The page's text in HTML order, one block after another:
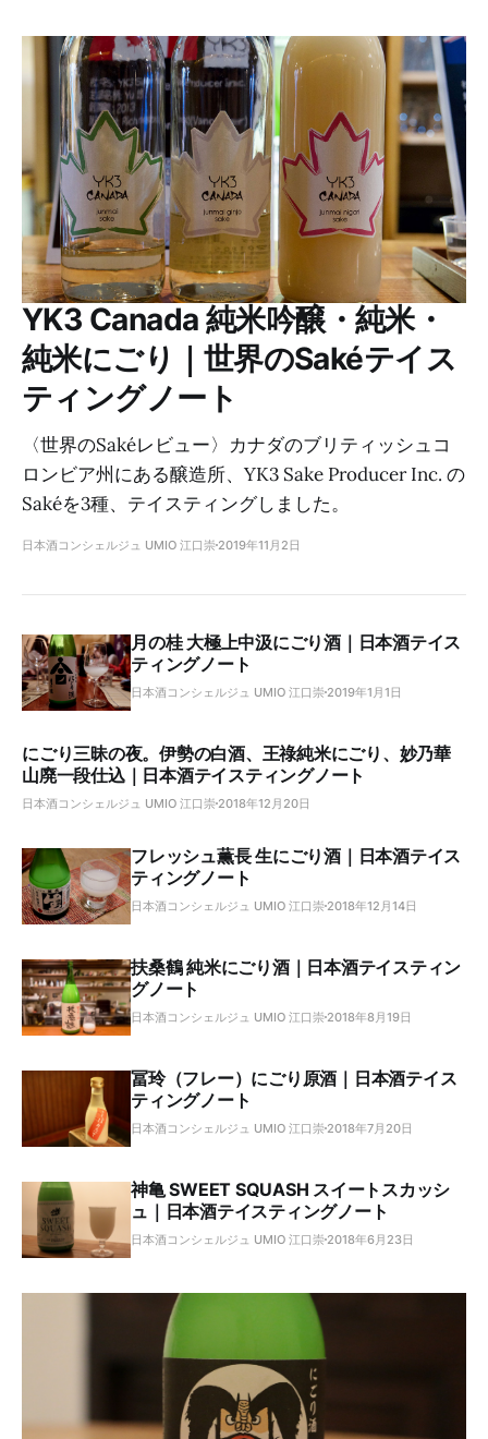
YK3 Canada 純米吟醸・純米・
純米にごり｜世界のSakéテイス
ティングノート
〈世界のSakéレビュー〉カナダのブリティッシュコ
ロンビア州にある醸造所、YK3 Sake Producer Inc. の
Sakéを3種、テイスティングしました。
日本酒コンシェルジュ UMIO 江口崇 2019年11月2日
月の桂 大極上中汲にごり酒｜日本酒テイス
ティングノート
日本酒コンシェルジュ UMIO 江口崇 2019年1月1日
にごり三昧の夜。伊勢の白酒、王祿純米にごり、妙乃華
山廃一段仕込｜日本酒テイスティングノート
日本酒コンシェルジュ UMIO 江口崇 2018年12月20日
フレッシュ薫長 生にごり酒｜日本酒テイス
ティングノート
日本酒コンシェルジュ UMIO 江口崇 2018年12月14日
扶桑鶴 純米にごり酒｜日本酒テイスティン
グノート
日本酒コンシェルジュ UMIO 江口崇 2018年8月19日
冨玲（フレー）にごり原酒｜日本酒テイス
ティングノート
日本酒コンシェルジュ UMIO 江口崇 2018年7月20日
神亀 SWEET SQUASH スイートスカッシ
ュ｜日本酒テイスティングノート
日本酒コンシェルジュ UMIO 江口崇 2018年6月23日